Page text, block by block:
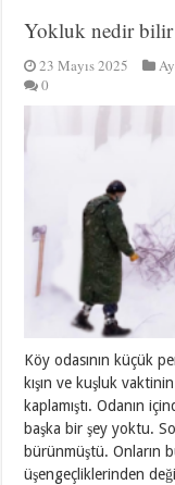
Yokluk nedir
23 Mayıs 2025
0
Köy odasının küçük
kışın ve kuşluk
kaplamıştı. Odanın
başka bir şey yoktu.
bürünmüştü. Onların
üşengeçliklerinden